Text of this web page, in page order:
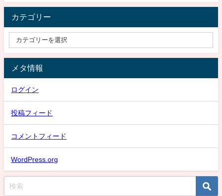
カテゴリー
メタ情報
ログイン
投稿フィード
コメントフィード
WordPress.org